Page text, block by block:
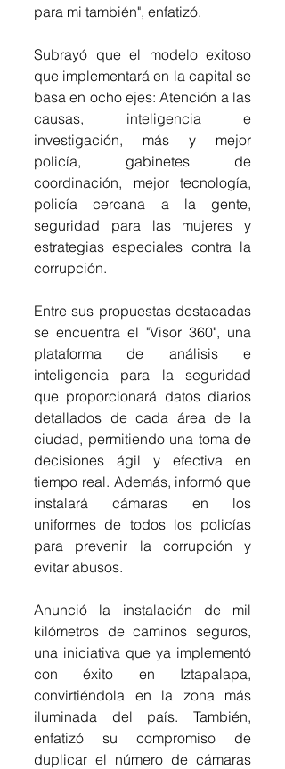
para mi también", enfatizó.
Subrayó que el modelo exitoso
que implementará en la capital se
basa en ocho ejes: Atención a las
causas, inteligencia e
investigación, más y mejor
policía, gabinetes de
coordinación, mejor tecnología,
policía cercana a la gente,
seguridad para las mujeres y
estrategias especiales contra la
corrupción.
Entre sus propuestas destacadas
se encuentra el "Visor 360", una
plataforma de análisis e
inteligencia para la seguridad
que proporcionará datos diarios
detallados de cada área de la
ciudad, permitiendo una toma de
decisiones ágil y efectiva en
tiempo real. Además, informó que
instalará cámaras en los
uniformes de todos los policías
para prevenir la corrupción y
evitar abusos.
Anunció la instalación de mil
kilómetros de caminos seguros,
una iniciativa que ya implementó
con éxito en Iztapalapa,
convirtiéndola en la zona más
iluminada del país. También,
enfatizó su compromiso de
duplicar el número de cámaras